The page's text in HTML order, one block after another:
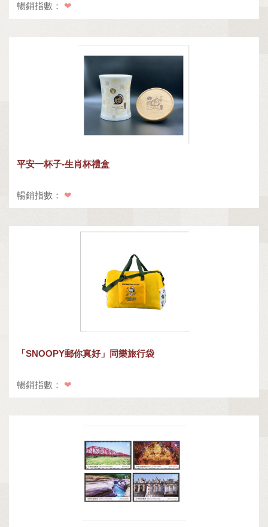
暢銷指數： ❤
平安一杯子-生肖杯禮盒
暢銷指數： ❤
「SNOOPY郵你真好」同樂旅行袋
暢銷指數： ❤